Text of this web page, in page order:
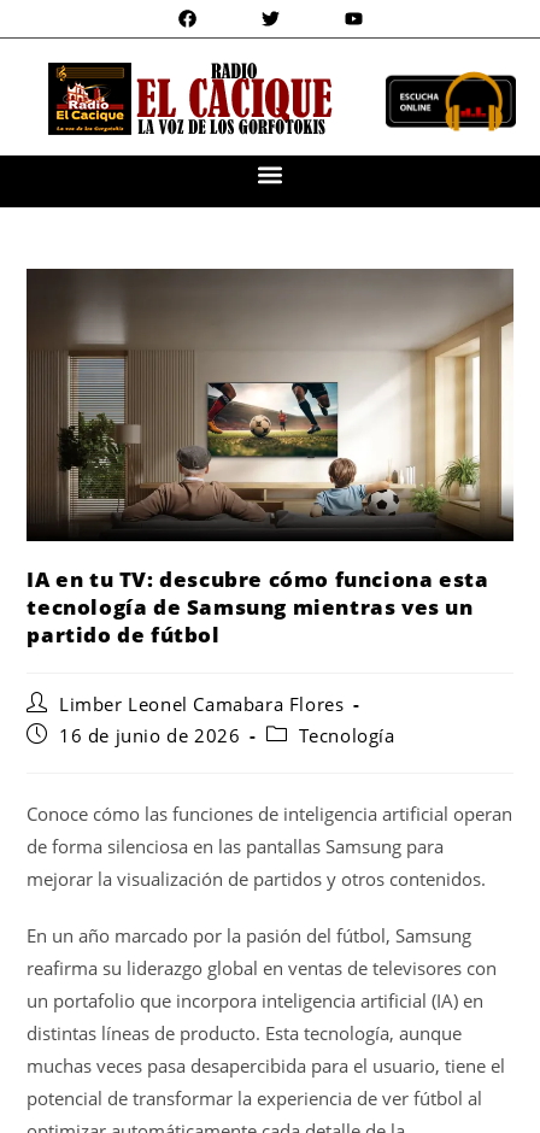
IA en tu TV: descubre cómo funciona esta
tecnología de Samsung mientras ves un
partido de fútbol
Limber Leonel Camabara Flores
16 de junio de 2026
Tecnología
Conoce cómo las funciones de inteligencia artificial operan
de forma silenciosa en las pantallas Samsung para
mejorar la visualización de partidos y otros contenidos.
En un año marcado por la pasión del fútbol, Samsung
reafirma su liderazgo global en ventas de televisores con
un portafolio que incorpora inteligencia artificial (IA) en
distintas líneas de producto. Esta tecnología, aunque
muchas veces pasa desapercibida para el usuario, tiene el
potencial de transformar la experiencia de ver fútbol al